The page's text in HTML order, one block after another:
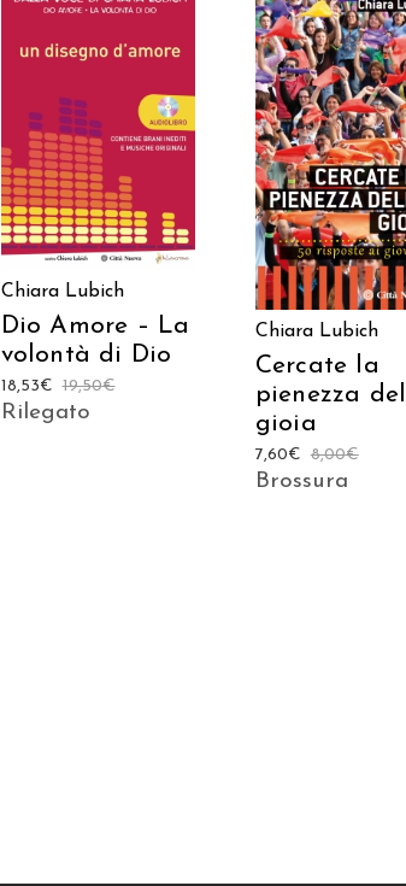
AGGIUNGI AL
CARRELLO
Chiara Lubich
Dio Amore – La
volontà di Dio
19,50€
18,53€
Rilegato
AGGIUNGI AL
CARRELLO
Chiara Lubich
Cercate la
pienezza
gioia
8,00€
7,60€
Brossura